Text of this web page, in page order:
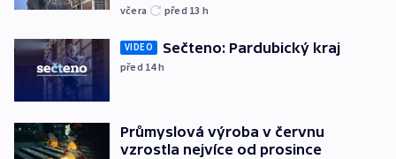
včera před 13 h
VIDEO Sečteno: Pardubický kraj
před 14h
Průmyslová výroba v červnu
vzrostla nejvíce od prosince